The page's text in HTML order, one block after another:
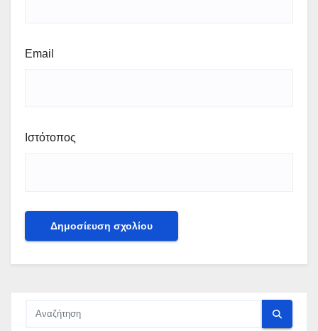
Email
Ιστότοπος